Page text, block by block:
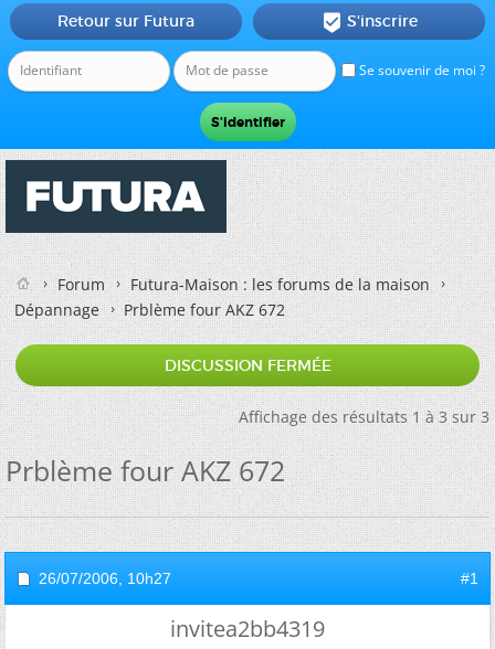
Se souvenir de moi ?
Retour sur Futura  S'inscrire
Forum
Futura-Maison : les forums de la maison
Dépannage
Prblème four AKZ 672
DISCUSSION FERMÉE
Affichage des résultats 1 à 3 sur 3
Prblème four AKZ 672
26/07/2006, 10h27 #1
invitea2bb4319